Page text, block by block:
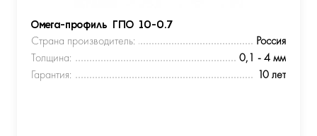
Омега-профиль ГПО 10-0.7
Страна производитель:
Россия
Толщина:
0,1 - 4 мм
Гарантия:
10 лет